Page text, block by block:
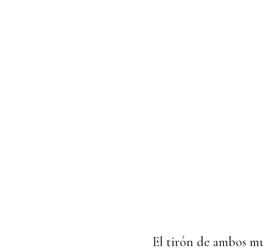
El tirón de ambos